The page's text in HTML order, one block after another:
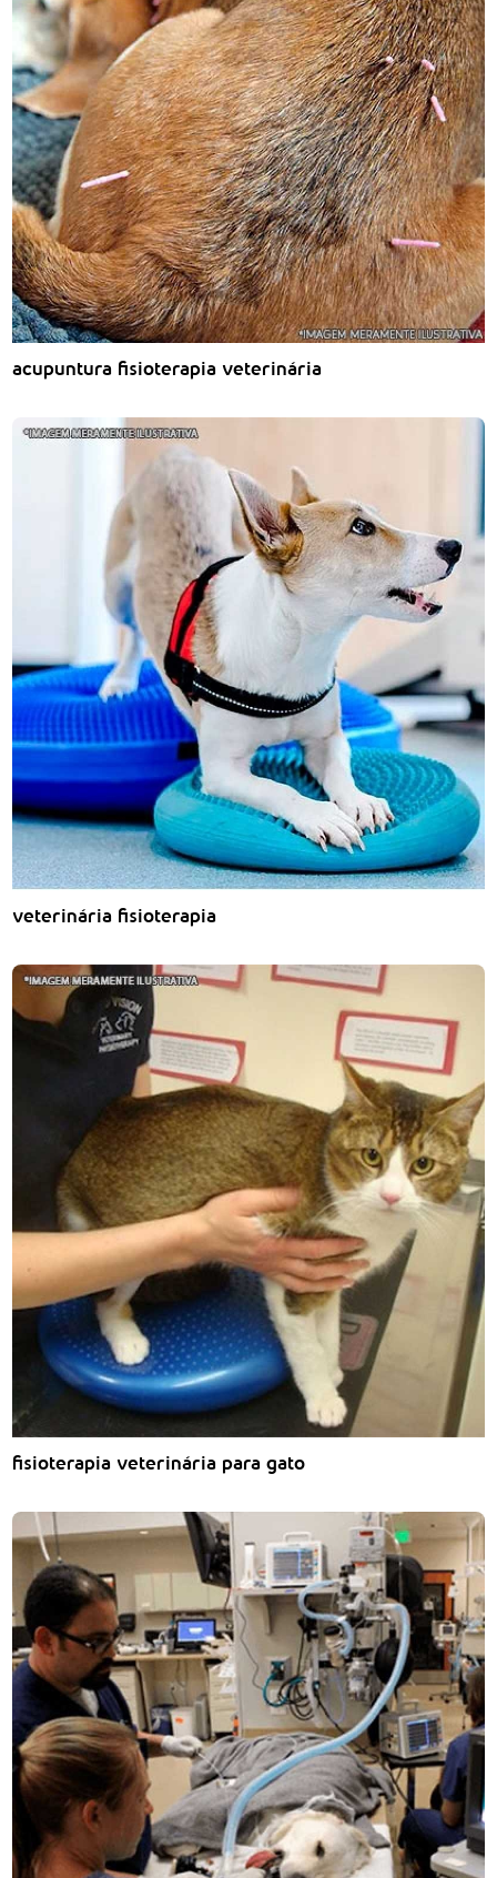
acupuntura fisioterapia veterinária
veterinária fisioterapia
fisioterapia veterinária para gato